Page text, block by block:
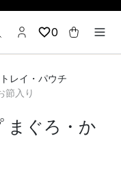
0
レイ・パウチ
節入り
まぐろ・か